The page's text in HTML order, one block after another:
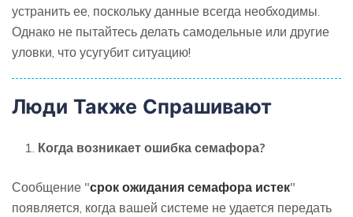
устранить ее, поскольку данные всегда необходимы.
Однако не пытайтесь делать самодельные или другие
уловки, что усугубит ситуацию!
Люди Также Спрашивают
Когда возникает ошибка семафора?
Сообщение "срок ожидания семафора истек"
появляется, когда вашей системе не удается передать